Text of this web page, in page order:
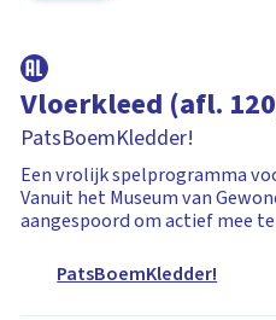
Vloerkleed (afl.
PatsBoemKledder!
Een vrolijk spelprogramma
Vanuit het Museum van
aangespoord om actief mee
PatsBoemKledder!